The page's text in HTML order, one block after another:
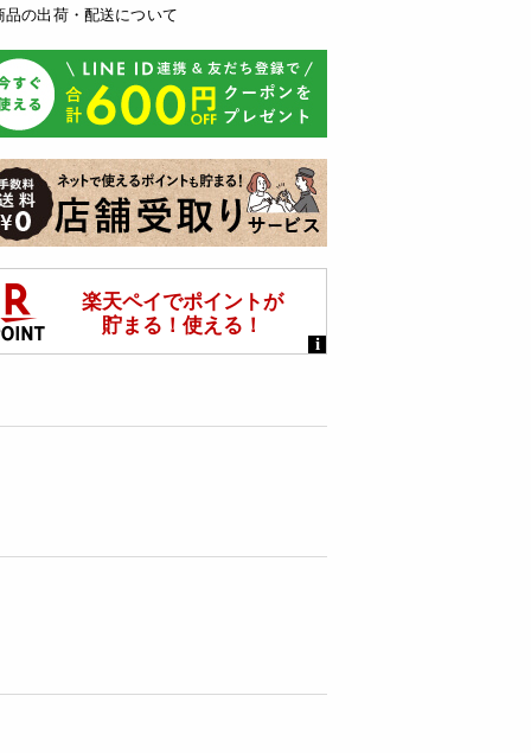
品の出荷・配送について